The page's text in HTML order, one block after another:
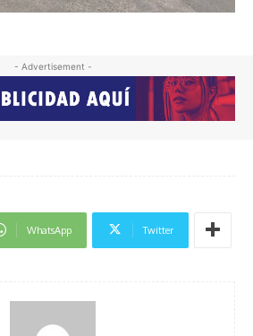
- Advertisement -
WhatsApp Twitter